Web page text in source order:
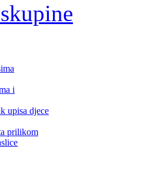
i
upisa djece
prilikom